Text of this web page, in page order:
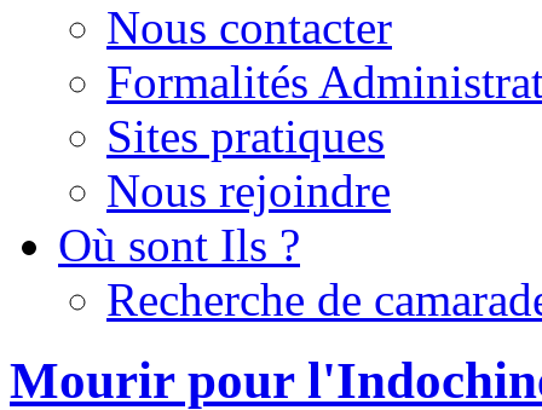
Nous contacter
Formalités
Sites pratiques
Nous rejoindre
Où sont Ils ?
Recherche de
Mourir pour